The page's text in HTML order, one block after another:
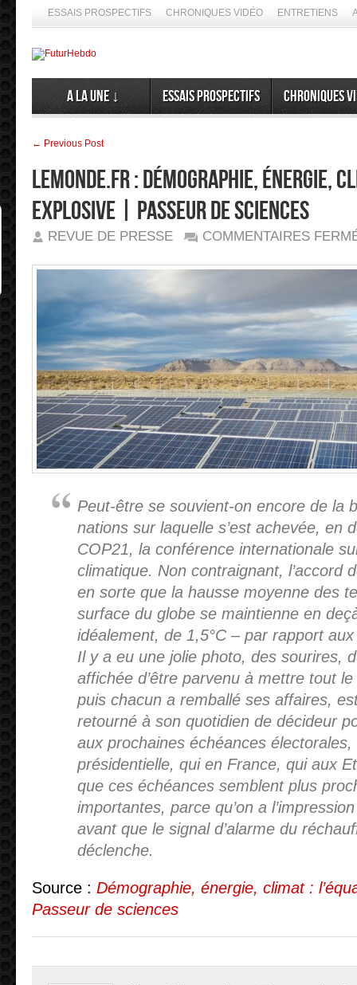
ESSAIS PROSPECTIFS CHRONIQUES VIDÉO ENTRETIENS
A la Une ↓ Essais prospectifs Chroniques
← Previous Post
Lemonde.fr : Démographie, énergie,
explosive | Passeur de sciences
REVUE DE PRESSE COMMENTAIRES
Peut-être se souvient-on encore de la
nations sur laquelle s’est achevée, en
COP21, la conférence internationale
climatique. Non contraignant, l’accord
en sorte que la hausse moyenne des
surface du globe se maintienne en
idéalement, de 1,5°C – par rapport
Il y a eu une jolie photo, des sourires,
affichée d’être parvenu à mettre tout
puis chacun a remballé ses affaires,
retourné à son quotidien de décideur
aux prochaines échéances
présidentielle, qui en France, qui aux
que ces échéances semblent plus
importantes, parce qu’on a
avant que le signal d’alarme du
déclenche.
Source : Démographie, énergie, climat :
Passeur de sciences